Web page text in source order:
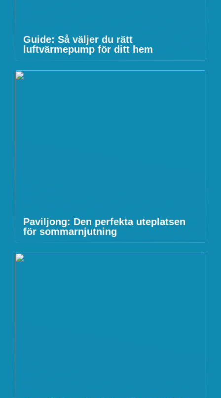
Guide: Så väljer du rätt
luftvärmepump för ditt hem
Paviljong: Den perfekta uteplatsen
för sommarnjutning